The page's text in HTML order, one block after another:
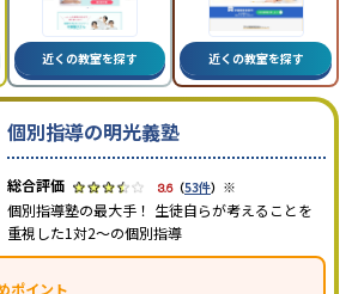
近くの教室を探す 近くの教室を探す
個別指導の明光義塾
3.6（53件） ※
個別指導塾の最大手！ 生徒自らが考えることを
重視した1対2〜の個別指導
ポイント